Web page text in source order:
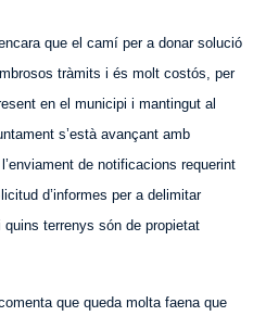
que el camí per a donar solució
tràmits i és molt costós, per
en el municipi i mantingut al
s’està avançant amb
de notificacions requerint
d’informes per a delimitar
terrenys són de propietat
que queda molta faena que